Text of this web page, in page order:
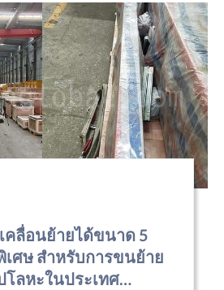
คลื่อนย้ายได้ขนาด 5
ศษ สำหรับการขนย้าย
ลหะในประเทศ